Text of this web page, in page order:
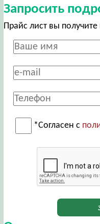
Запросить
Прайс лист вы
*Согласен с